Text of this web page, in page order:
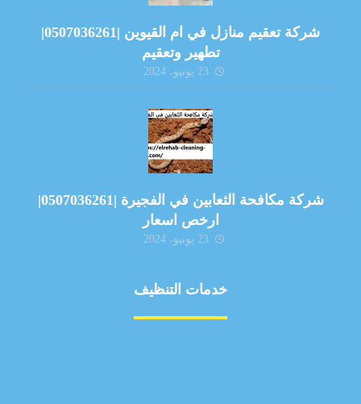
شركة تعقيم منازل في ام القيوين |0507036261|
تطهير وتعقيم
23 يونيو، 2024
شركة مكافحة الثعابين في الفجيرة |0507036261|
ارخص اسعار
23 يونيو، 2024
خدمات التنظيف